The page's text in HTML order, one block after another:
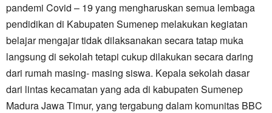
pandemi Covid – 19 yang mengharuskan semua lembaga
pendidikan di Kabupaten Sumenep melakukan kegiatan
belajar mengajar tidak dilaksanakan secara tatap muka
langsung di sekolah tetapi cukup dilakukan secara daring
dari rumah masing- masing siswa. Kepala sekolah dasar
dari lintas kecamatan yang ada di kabupaten Sumenep
Madura Jawa Timur, yang tergabung dalam komunitas BBC